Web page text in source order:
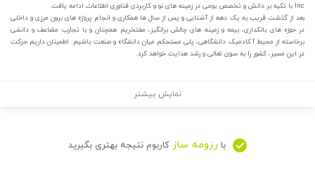
Inc با تکیه بر دانش و تخصص بومی در زمینه های نو و کاربردی فناوری اطلاعات ادامه یافت.
بعد از گذشت قریب به یک دهه از آشنایی و پس از سال ها همکاری و انجام پروژه های برون مرزی و داخلی
در حوزه های بانکداری، بیمه و زمینه های چالش برانگیز، مفتخریم همچنان و با تجارب مضاعف و دانشی
برخاسته از محیط آکادمیک دانشگاهی، پلی مستحکم میان دانشگاه و صنعت باشیم. اطمینان داریم حرکت
در این مسیر، کشور را به سوی تعالی و رشد هدایت خواهد کرد.
نمایش بیشتر
با رزومه ساز کاربوم نتیجه بهتری بگیرید